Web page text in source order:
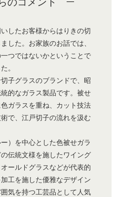
したお客様からはりきの切
した。お家族のお話では、
つではないかということで
。
子グラスのブランドで、昭
的なガラス製品です。被せ
ガラスを重ね、カット技法
で、江戸切子の流れを汲む
）を中心とした色被せガラ
伝統文様を施したワイング
ールドグラスなどが代表的
工を施した優雅なデザイン
気を持つ工芸品として人気